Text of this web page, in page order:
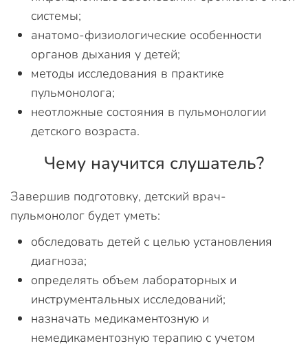
системы;
анатомо-физиологические особенности
органов дыхания у детей;
методы исследования в практике
пульмонолога;
неотложные состояния в пульмонологии
детского возраста.
Чему научится слушатель?
Завершив подготовку, детский врач-
пульмонолог будет уметь:
обследовать детей с целью установления
диагноза;
определять объем лабораторных и
инструментальных исследований;
назначать медикаментозную и
немедикаментозную терапию с учетом